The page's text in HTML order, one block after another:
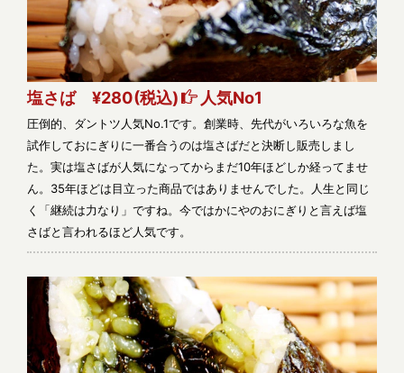
塩さば ¥280(税込) 人気No1
圧倒的、ダントツ人気No.1です。創業時、先代がいろいろな魚を
試作しておにぎりに一番合うのは塩さばだと決断し販売しまし
た。実は塩さばが人気になってからまだ10年ほどしか経ってませ
ん。35年ほどは目立った商品ではありませんでした。人生と同じ
く「継続は力なり」ですね。今ではかにやのおにぎりと言えば塩
さばと言われるほど人気です。